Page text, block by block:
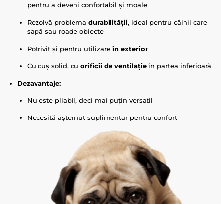
pentru a deveni confortabil și moale
Rezolvă problema durabilității, ideal pentru câinii care
sapă sau roade obiecte
Potrivit și pentru utilizare în exterior
Culcuș solid, cu orificii de ventilație în partea inferioară
Dezavantaje:
Nu este pliabil, deci mai puțin versatil
Necesită așternut suplimentar pentru confort